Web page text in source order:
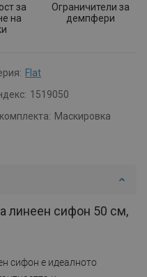
за
на
Ограничители за
демпфери
Flat
1519050
Маскировка
линеен сифон 50 см,
сифон е идеалното